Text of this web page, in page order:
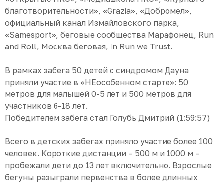
благотворительности», «Grazia», «Добромел»,
официальный канал Измайловского парка,
«Samesport», беговые сообщества Марафонец, Run
and Roll, Москва беговая, In Run we Trust.
В рамках забега 50 детей с синдромом Дауна
приняли участие в «НЕособенном старте»: 50
метров для малышей 0-5 лет и 500 метров для
участников 6-18 лет.
Победителем забега стал Голубь Дмитрий (1:59:57)
Всего в детских забегах приняло участие более 100
человек. Короткие дистанции – 500 м и 1000 м –
пробежали дети до 13 лет включительно. Взрослые
бегуны разыграли первенства в более длинных